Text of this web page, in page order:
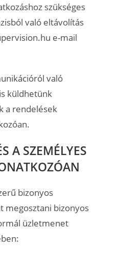
szükséges
való eltávolítás
e-mail
való
küldhetünk
a rendelések
A SZEMÉLYES
bizonyos
megosztani bizonyos
üzletmenet